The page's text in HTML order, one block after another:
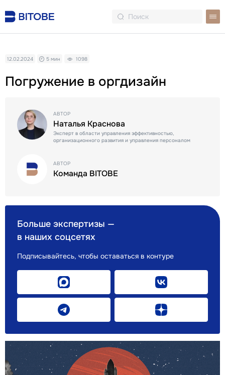
Погружение в оргдизайн
12.02.2024 5 мин 1098
Больше экспертизы —
в наших соцсетях
Подписывайтесь, чтобы оставаться в контуре
АВТОР
Наталья Краснова
Эксперт в области управления эффективностью,
организационного развития и управления персоналом
АВТОР
Команда BITOBE